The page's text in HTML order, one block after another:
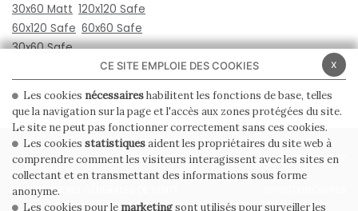
30x60 Matt 120x120 Safe
60x120 Safe 60x60 Safe
30x60 Safe
PRIVACY POLICY COOKIE POLICY
CONDITIONS GÉNÉRALES DE VENTE
x
CE SITE EMPLOIE DES COOKIES
Les cookies nécessaireshabilitent les fonctions de base, telles
que la navigation sur la page et l'accès aux zones protégées du site.
Le site ne peut pas fonctionner correctement sans ces cookies.
Les cookies statistiquesaident les propriétaires du site web à
comprendre comment les visiteurs interagissent avec les sites en
collectant et en transmettant des informations sous forme
anonyme.
Les cookies pour le marketingsont utilisés pour surveiller les